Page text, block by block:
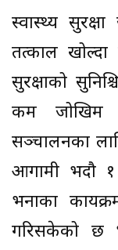
स्वास्थ्य
तत्काल
सुरक्षाको
कम जोखिम
सञ्चालनका
आगामी भदौ
भर्नाका
गरिसकेको छ